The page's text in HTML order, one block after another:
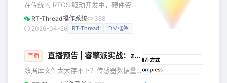
要特性，进一步完善了 AMP 混合部署体
验和工业外设驱动生态。 一、更新概览
本次更新覆盖内核、应用 SDK、L
在传统的 RTOS 驱动开发中，硬件资源
往往靠硬编码、设备与驱动强耦合，导
致移植难、复用低、维护成本高。 如
引入设备树（Device Tree）、自动匹配
代化、可扩展。 本文以 qemu-virt64-
RT-Thread操作系统
358
2026-04-26
RT-Thread DM框架
直播 直播预告 | 睿擎派实战：zlib 压缩库移植与嵌入式应用（开源软件包移植专题第2期）
数据库文件太大存不下？传感器数据量
大传不动？固件升级包占用过多 Flash？